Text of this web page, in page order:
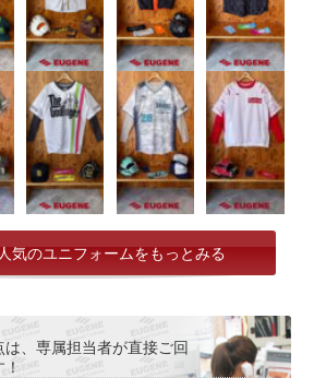
気のユニフォームをもっとみる
は、専属担当者が直接ご回